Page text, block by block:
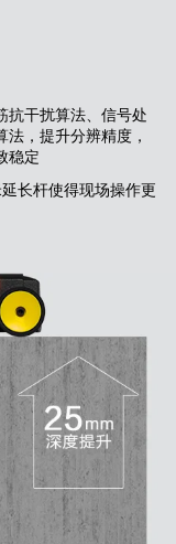
抗干扰算法、信号处
法，提升分辨精度，
稳定
长杆使得现场操作更